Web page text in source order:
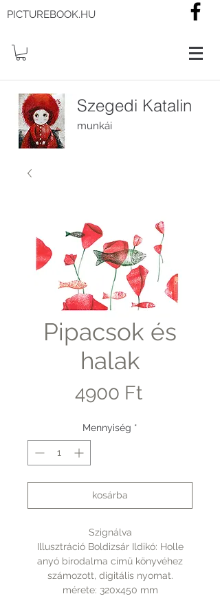
PICTUREBOOK.HU
Szegedi Katalin
munkái
Pipacsok és
halak
4900 FtÁr
Mennyiség *
kosárba
Szignálva
Illusztráció Boldizsár Ildikó: Holle
anyó birodalma című könyvéhez
számozott, digitális nyomat.
mérete: 320x450 mm